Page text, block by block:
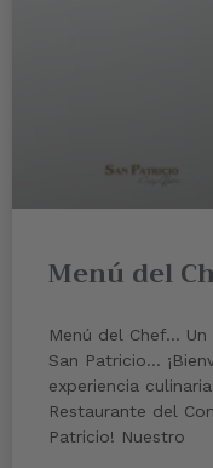
Menú del
Menú del Chef…
San Patricio…
experiencia
Restaurante del
Patricio! Nuestro